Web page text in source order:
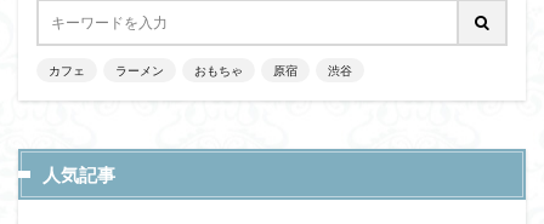
カフェ ラーメン おもちゃ 原宿 渋谷
人気記事